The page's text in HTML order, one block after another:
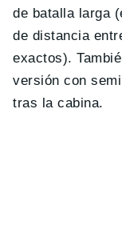
de batalla larga
de distancia
exactos).
versión con
tras la cabina.